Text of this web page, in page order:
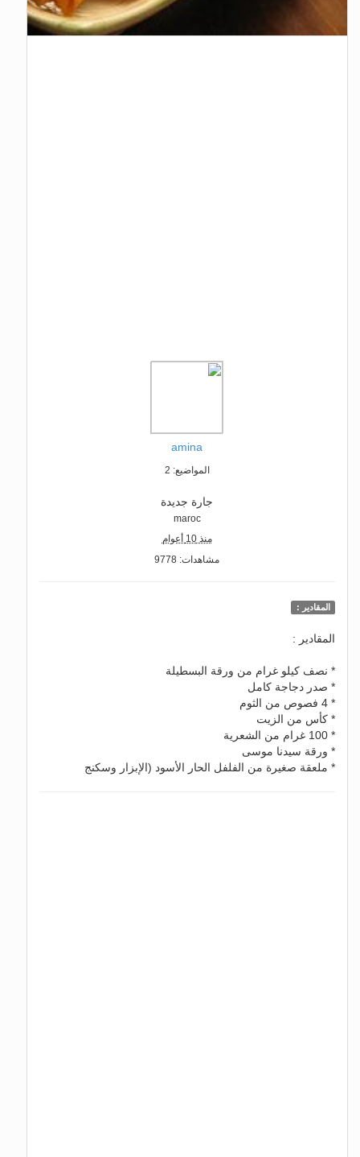
amina
المواضيع: 2
جارة جديدة
maroc
منذ 10 أعوام
مشاهدات: 9778
المقادير :
المقادير :
* نصف كيلو غرام من ورقة البسطيلة
* صدر دجاجة كامل
* 4 فصوص من الثوم
* كأس من الزيت
* 100 غرام من الشعرية
* ورقة سيدنا موسى
* ملعقة صغيرة من الفلفل الحار الأسود (الإبزار وسكنج